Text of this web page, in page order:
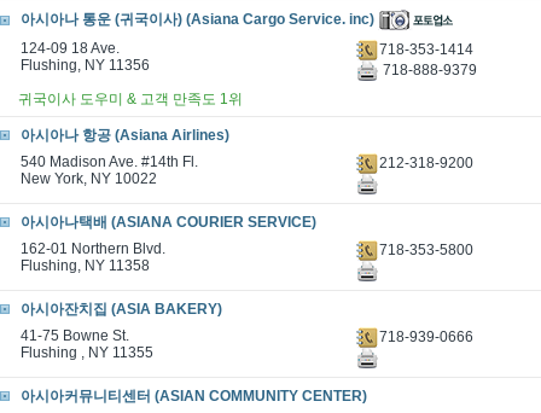
아시아나 통운 (귀국이사) (Asiana Cargo Service. inc)
124-09 18 Ave.
Flushing, NY 11356
718-353-1414
718-888-9379
귀국이사 도우미 & 고객 만족도 1위
아시아나 항공 (Asiana Airlines)
540 Madison Ave. #14th Fl.
New York, NY 10022
212-318-9200
아시아나택배 (ASIANA COURIER SERVICE)
162-01 Northern Blvd.
Flushing, NY 11358
718-353-5800
아시아잔치집 (ASIA BAKERY)
41-75 Bowne St.
Flushing , NY 11355
718-939-0666
아시아커뮤니티센터 (ASIAN COMMUNITY CENTER)